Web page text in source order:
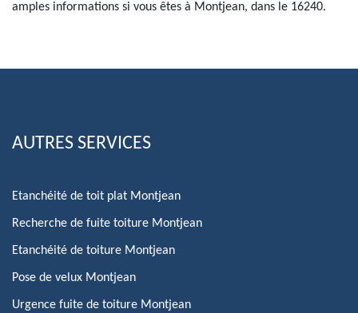
amples informations si vous êtes à Montjean, dans le 16240.
AUTRES SERVICES
Etanchéité de toit plat Montjean
Recherche de fuite toiture Montjean
Etanchéité de toiture Montjean
Pose de velux Montjean
Urgence fuite de toiture Montjean